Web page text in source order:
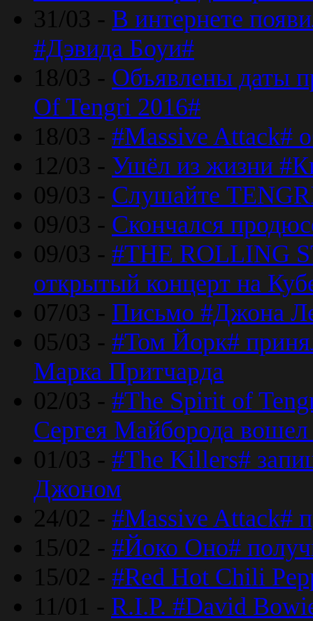
31/03 - В интернете
#Дэвида Боуи#
18/03 - Объявлены даты
Of Tengri 2016#
18/03 - #Massive Attack#
12/03 - Ушёл из жизни
09/03 - Слушайте
09/03 - Скончался
09/03 - #THE ROLLING
открытый концерт на
07/03 - Письмо #Джона
05/03 - #Том Йорк#
Марка Притчарда
02/03 - #The Spirit of
Сергея Майборода
01/03 - #The Killers#
Джоном
24/02 - #Massive Attack#
15/02 - #Йоко Оно#
15/02 - #Red Hot Chili
11/01 - R.I.P. #David